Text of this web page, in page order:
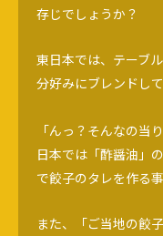
存じでしょうか？
東日本では、テーブ
分好みにブレンドし
「んっ？そんなの当
日本では「酢醤油」
で餃子のタレを作る
また、「ご当地の餃